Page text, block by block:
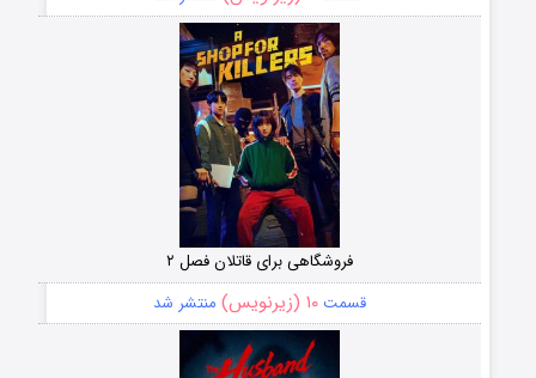
فروشگاهی برای قاتلان فصل ۲
قسمت۱۰ (زیرنویس) منتشر شد